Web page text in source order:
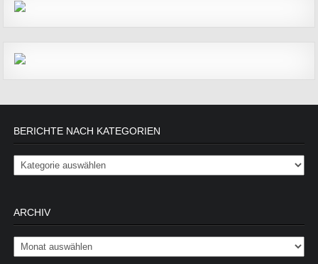
BERICHTE NACH KATEGORIEN
Berichte nach Kategorien
ARCHIV
Archiv